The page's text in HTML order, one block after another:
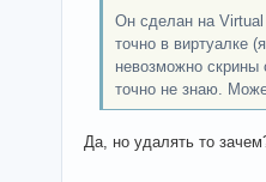
Он сделан на
точно в виртуалке
невозможно скрины
точно не знаю.
Да, но удалять то